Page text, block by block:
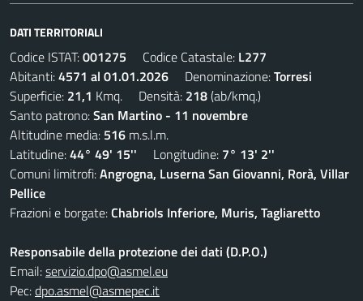
DATI TERRITORIALI
Codice ISTAT:001275 Codice Catastale: L277
Abitanti:4571 al 01.01.2026 Denominazione:Torresi
Superficie: 21,1 Kmq. Densità: 218(ab/kmq.)
Santo patrono:San Martino - 11 novembre
Altitudine media: 516 m.s.l.m.
Latitudine:44° 49' 15'' Longitudine: 7° 13' 2''
Comuni limitrofi:Angrogna, Luserna San Giovanni, Rorà, Villar
Pellice
Frazioni e borgate:Chabriols Inferiore, Muris, Tagliaretto
Responsabile della protezione dei dati (D.P.O.)
Email:servizio.dpo@asmel.eu
Pec:dpo.asmel@asmepec.it